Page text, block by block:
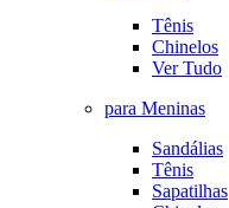
Tênis
Chinelos
Ver Tudo
para Meninas
Sandálias
Tênis
Sapatilhas